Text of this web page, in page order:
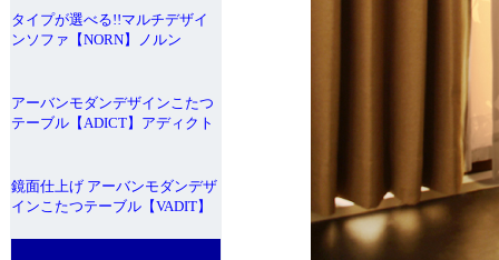
タイプが選べる!!マルチデザイ
ンソファ【NORN】ノルン
アーバンモダンデザインこたつ
テーブル【ADICT】アディクト
鏡面仕上げ アーバンモダンデザ
インこたつテーブル【VADIT】